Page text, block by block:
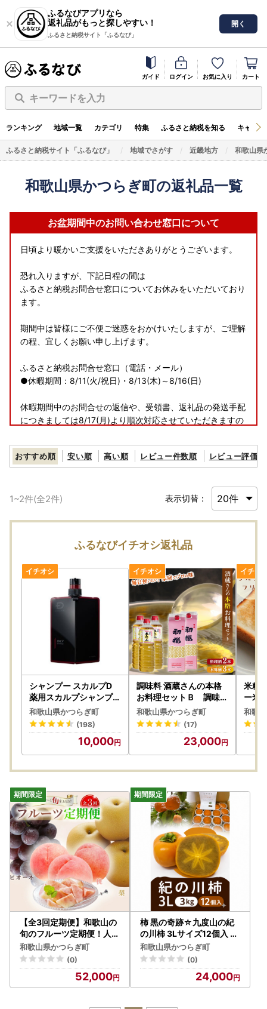
ふるなびアプリなら
返礼品がもっと探しやすい！
ふるさと納税サイト「ふるなび」
開く
ガイド ログイン お気に入り カート
キーワードを入力
ランキング 地域一覧 カテゴリ 特集 ふるさと納税を知る キャン
ふるさと納税サイト「ふるなび」 地域でさがす 近畿地方 和歌山県
和歌山県かつらぎ町の返礼品一覧
お盆期間中のお問い合わせ窓口について
日頃より暖かいご支援をいただきありがとうございます。
恐れ入りますが、下記日程の間は
ふるさと納税お問合せ窓口についてお休みをいただいており
ます。
期間中は皆様にご不便ご迷惑をおかけいたしますが、ご理解
の程、宜しくお願い申し上げます。
ふるさと納税お問合せ窓口（電話・メール）
●休暇期間：8/11(火/祝日)・8/13(木)～8/16(日)
休暇期間中のお問合せの返信や、受領書、返礼品の発送手配
につきましては8/17(月)より順次対応させていただきますの
予めご了承いただきますようお願い申し上げます。
おすすめ順 安い順 高い順 レビュー件数順 レビュー評価順
1~2件(全2件) 表示切替：
ふるなびイチオシ返礼品
シャンプー スカルプD
薬用スカルプシャンプー
オイリー [脂性肌用]【K
002-angf002】
和歌山県かつらぎ町
(198)
10,000
調味料 酒蔵さんの本格
お料理セットＢ 調味料
セット ［HS10］【H01
2-hts012B】
和歌山県かつらぎ町
(17)
23,000
米粉
ー米
和歌
【全3回定期便】和歌山の
旬のフルーツ定期便！人気
の桃・ピオーネ・梨をお届
け♪ 【BG-tkb306】
和歌山県かつらぎ町
(0)
52,000
柿 黒の奇跡☆九度山の紀
の川柿 3Lサイズ12個入 約
3kg【2026年10月上旬～
2026年10月下旬頃順次発
送予定】【A-frks185】
和歌山県かつらぎ町
(0)
24,000